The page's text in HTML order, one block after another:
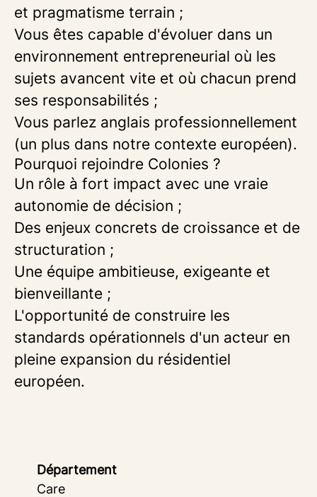
et pragmatisme terrain ;
Vous êtes capable d'évoluer dans un
environnement entrepreneurial où les
sujets avancent vite et où chacun prend
ses responsabilités ;
Vous parlez anglais professionnellement
(un plus dans notre contexte européen).
Pourquoi rejoindre Colonies ?
Un rôle à fort impact avec une vraie
autonomie de décision ;
Des enjeux concrets de croissance et de
structuration ;
Une équipe ambitieuse, exigeante et
bienveillante ;
L'opportunité de construire les
standards opérationnels d'un acteur en
pleine expansion du résidentiel
européen.
Département
Care